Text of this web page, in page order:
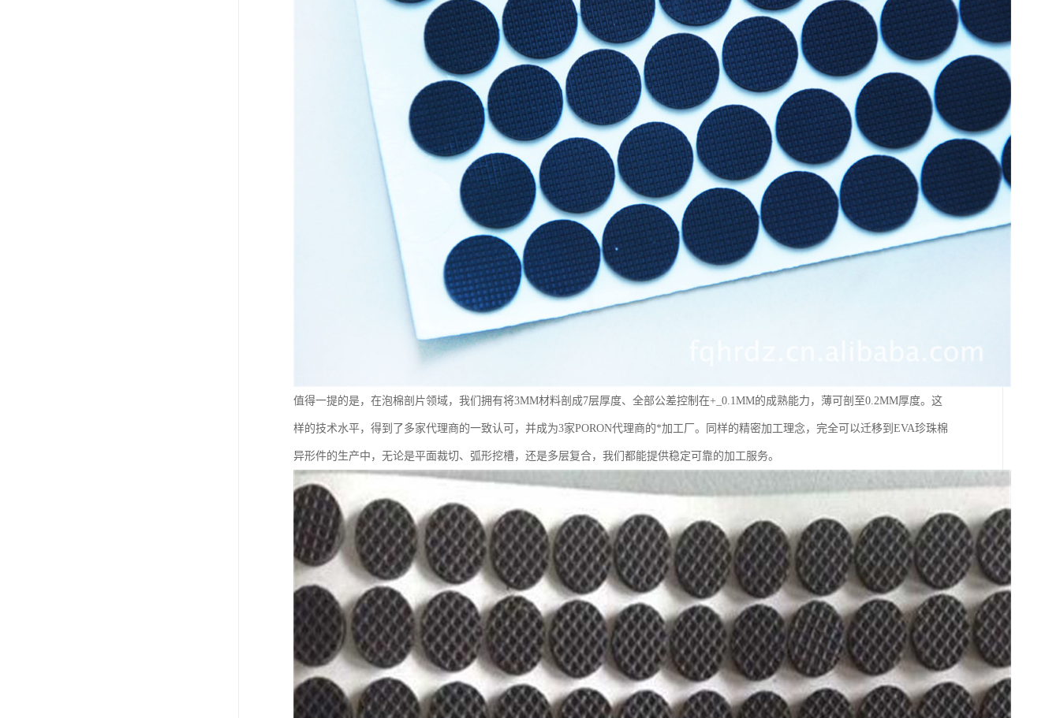
值得一提的是，在泡棉剖片领域，我们拥有将3MM材料剖成7层厚度、全部公差控制在+_0.1MM的成熟能力，薄可剖至0.2MM厚度。这
样的技术水平，得到了多家代理商的一致认可，并成为3家PORON代理商的*加工厂。同样的精密加工理念，完全可以迁移到EVA珍珠棉
异形件的生产中，无论是平面裁切、弧形挖槽，还是多层复合，我们都能提供稳定可靠的加工服务。